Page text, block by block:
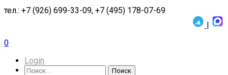
тел.: +7 (926) 699-33-09, +7 (495) 178-07-69
|
0
Login
Поиск
Поиск